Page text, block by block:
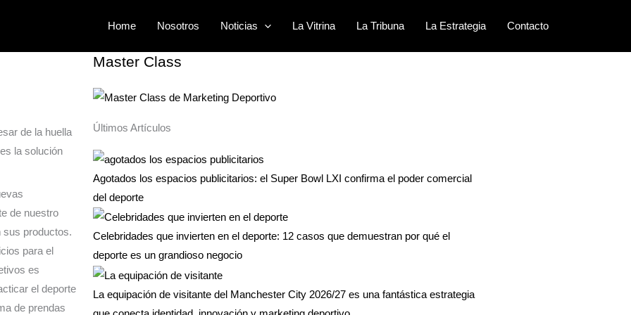
Home Nosotros Noticias La Vitrina La Tribuna La Estrategia Contacto
de la huella
la solución
de nuestro
sus productos.
para el
es
el deporte
de prendas
Buscar
Master Class
Últimos Artículos
Agotados los espacios publicitarios: el Super Bowl LXI confirma el poder comercial
del deporte
Celebridades que invierten en el deporte: 12 casos que demuestran por qué el
deporte es un grandioso negocio
La equipación de visitante del Manchester City 2026/27 es una fantástica estrategia